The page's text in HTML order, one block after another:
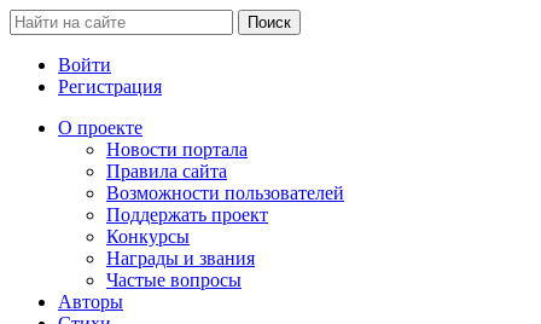
Войти
Регистрация
О проекте
Новости портала
Правила сайта
Возможности пользователей
Поддержать проект
Конкурсы
Награды и звания
Частые вопросы
Авторы